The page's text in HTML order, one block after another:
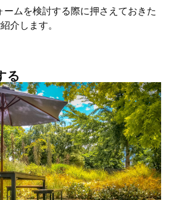
ームを検討する際に押さえておきた
介します。
る